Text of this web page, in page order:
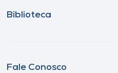
Biblioteca
Fale Conosco